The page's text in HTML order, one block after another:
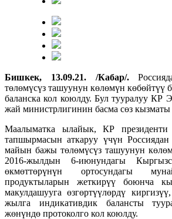
Бишкек, 13.09.21. /Кабар/.
төлөмүсүз ташуунун көлөмүн көбөйтүү
баланска кол коюлду. Бул тууралуу КР
жай министрлигинин басма сөз кызматы
Маалыматка ылайык, КР
тапшырмасын аткаруу үчүн
майын бажы төлөмүсүз ташуунун
2016-жылдын 6-июнундагы
өкмөттөрүнүн ортосундагы
продуктыларын жеткирүү боюнча
макулдашууга өзгөртүүлөрдү
жылга индикативдик балансты
жөнүндө протоколго кол коюлду.